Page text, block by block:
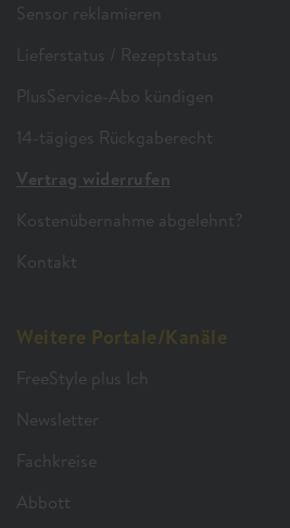
Sensor reklamieren
Lieferstatus / Rezeptstatus
PlusService-Abo kündigen
14-tägiges Rückgaberecht
Vertrag widerrufen
Kostenübernahme abgelehnt?
Kontakt
Weitere Portale/Kanäle
FreeStyle plus Ich
Newsletter
Fachkreise
Abbott